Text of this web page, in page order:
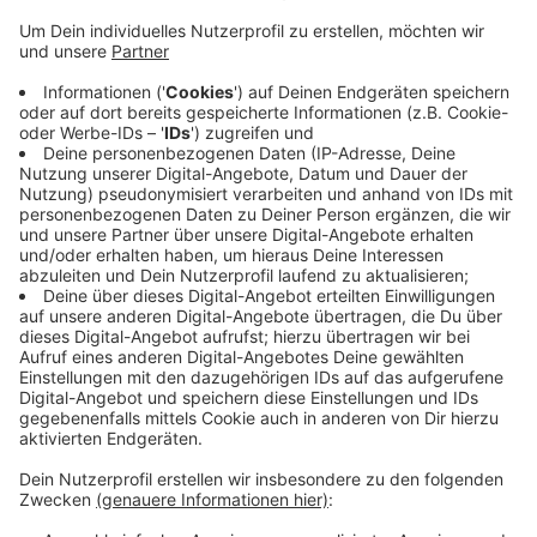
los. An Thomas Roeber hatte es Kritik gegeben,
weil er der Autonomen Szene in Wuppertal
nahesteht. Außerdem gab es Details in seinem
polizeilichen Führungszeugnis, die Stadt und
Internationalem Bund nach deren Angaben neu
waren. Deswegen hatten beide beschlossen, den
Posten neu zu besetzen. Was das für Thomas
Roeber heißt, ist noch unklar. An seiner fachlichen
Qualifikation gebe es keine Zweifel, heißt es vom
internationalen Bund. Man sei mit ihm im Gespräch.
Veröffentlicht:Freitag, 18.08.2023 06:39
Anzeige